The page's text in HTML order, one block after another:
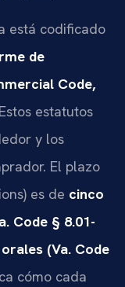
está codificado
de
Code,
estatutos
y los
El plazo
es de cinco
Code § 8.01-
(Va. Code
cómo cada